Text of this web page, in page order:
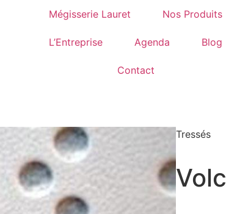
Mégisserie Lauret Nos Produits
L’Entreprise Agenda Blog
Contact
Tressés